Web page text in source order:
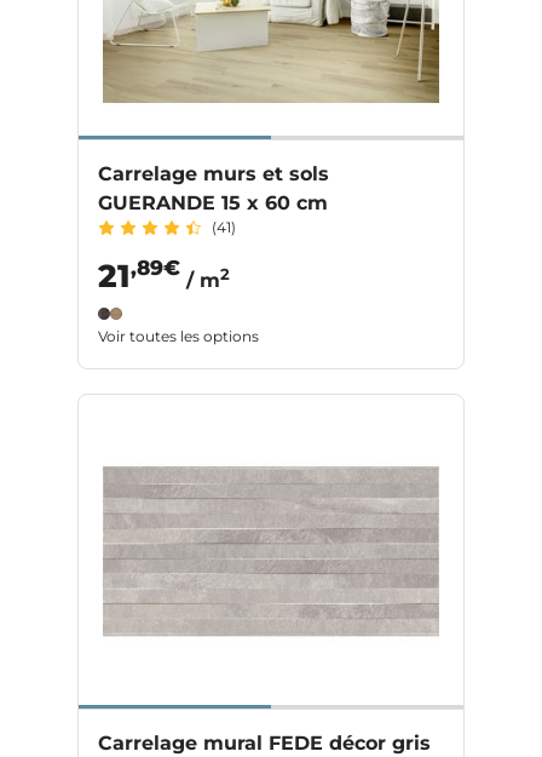
Carrelage murs et sols
GUERANDE 15 x 60 cm
(41)
21,89€
/ m2
Voir toutes les options
Carrelage mural FEDE décor gris